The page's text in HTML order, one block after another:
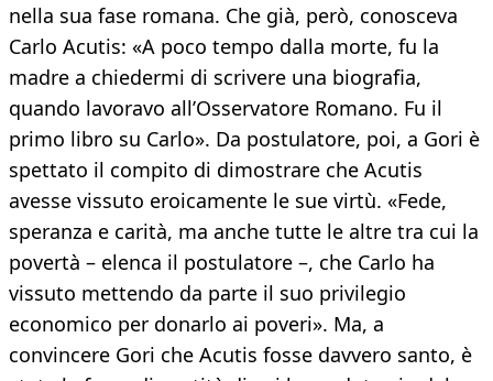
nella sua fase romana. Che già, però, conosceva
Carlo Acutis: «A poco tempo dalla morte, fu la
madre a chiedermi di scrivere una biografia,
quando lavoravo all’Osservatore Romano. Fu il
primo libro su Carlo». Da postulatore, poi, a Gori è
spettato il compito di dimostrare che Acutis
avesse vissuto eroicamente le sue virtù. «Fede,
speranza e carità, ma anche tutte le altre tra cui la
povertà – elenca il postulatore –, che Carlo ha
vissuto mettendo da parte il suo privilegio
economico per donarlo ai poveri». Ma, a
convincere Gori che Acutis fosse davvero santo, è